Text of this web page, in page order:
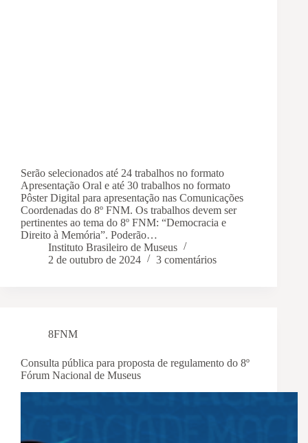
Serão selecionados até 24 trabalhos no formato
Apresentação Oral e até 30 trabalhos no formato
Pôster Digital para apresentação nas Comunicações
Coordenadas do 8º FNM. Os trabalhos devem ser
pertinentes ao tema do 8º FNM: “Democracia e
Direito à Memória”. Poderão…
Instituto Brasileiro de Museus
2 de outubro de 2024
3 comentários
8FNM
Consulta pública para proposta de regulamento do 8º
Fórum Nacional de Museus